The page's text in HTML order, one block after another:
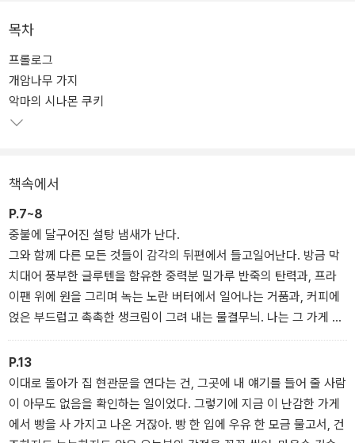
친 한 소년이 우연히 몸을 피한 기묘한 빵집 ‘위저드 베이커리’에서 마
정제되고 더해진 문장, 반지수 작가의 유려한 일러스트가 돋보이는
이번 개정판에선 구병모 작가 특유의 달콤쌉쌀한 판타지가 다시 한번
빛난다.
한 구원의 서사다. 김이나(작사가)
오래도록, 생의 시절마다 꺼내어 맛보게 되는 이야기. 천선란(소설가)
한국 영어덜트 소설의
시작을 알린 작품
미스터리와 호러, 판타지의 요소를 두루 갖춘 『위저드 베이커리』는
한국 영어덜트 소설 장르를 개척한 작품으로 평가받는다. 『위저드 베
이커리』가 처음 세상에 나온 2009년만 해도 한국에서 영어덜트 소설
이라는 장르는 생소했다. 그리고 13년이 지난 지금, 우리나라엔 『아
몬드』 『스노볼』 『나나』 『나인』 등 다채로운 영어덜트 소설이 자리를
잡았다. 이런 점에서 한국 영어덜트 소설의 문을 연 『위저드 베이커
리』가 소설Y 시리즈로 새롭게 출간되는 데에는 큰 의미가 있다.
『위저드 베이커리』의 흡인력 있는 묘사와 전개, 인상적인 문장과 독
목차
프롤로그
개암나무 가지
악마의 시나몬 쿠키
책속에서
P.7~8
중불에 달구어진 설탕 냄새가 난다.
그와 함께 다른 모든 것들이 감각의 뒤편에서 들고일어난다. 방금 막
치대어 풍부한 글루텐을 함유한 중력분 밀가루 반죽의 탄력과, 프라
이팬 위에 원을 그리며 녹는 노란 버터에서 일어나는 거품과, 커피에
얹은 부드럽고 촉촉한 생크림이 그려 내는 물결무늬. 나는 그 가게 앞
에 설 때마다 발효된 이스트의 활발한 움직임을 인식할 수 있었고, 그
날의 타르트 위에 얹을 무화과잼 또는 살구잼의 풍미를 섬세하게 식
별할 수 있었다.
P.13
이대로 돌아가 집 현관문을 연다는 건, 그곳에 내 얘기를 들어 줄 사람
이 아무도 없음을 확인하는 일이었다. 그렇기에 지금 이 난감한 가게
에서 빵을 사 가지고 나온 거잖아. 빵 한 입에 우유 한 모금 물고서, 건